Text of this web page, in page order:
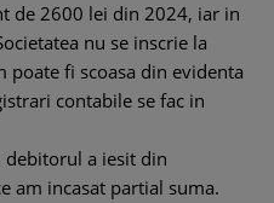
de 2600 lei din 2024, iar in
nu se inscrie la
poate fi scoasa din evidenta
contabile se fac in
a iesit din
am incasat partial suma.